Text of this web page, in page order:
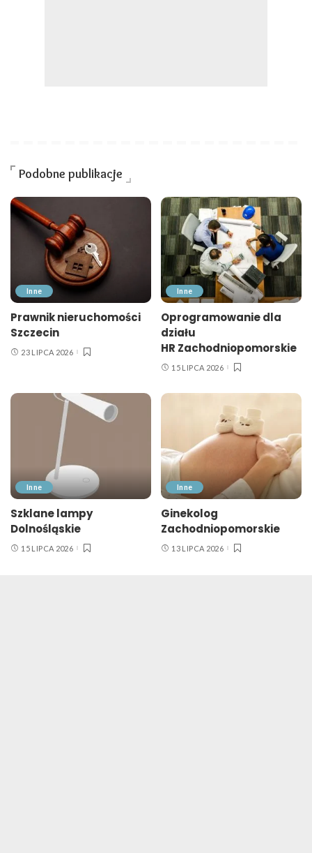
Podobne publikacje
Inne
Prawnik nieruchomości
Szczecin
23 LIPCA 2026
Inne
Oprogramowanie dla
działu
HR Zachodniopomorskie
15 LIPCA 2026
Inne
Szklane lampy
Dolnośląskie
15 LIPCA 2026
Inne
Ginekolog
Zachodniopomorskie
13 LIPCA 2026